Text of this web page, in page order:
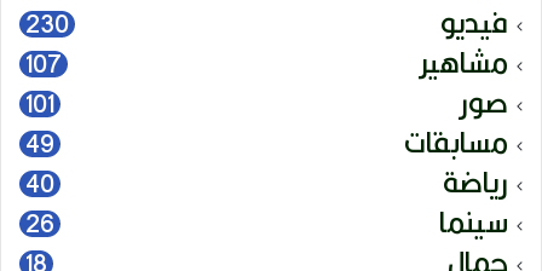
فيديو 230
مشاهير 107
صور 101
مسابقات 49
رياضة 40
سينما 26